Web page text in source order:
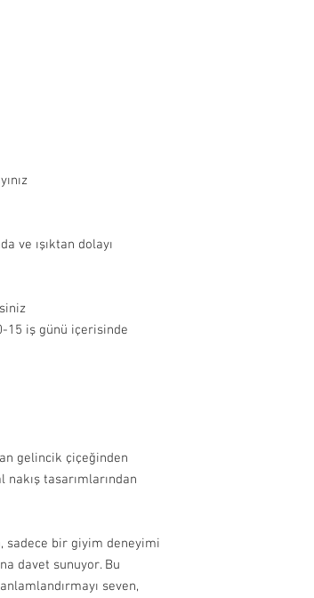
ve ışıktan dolayı
15 iş günü içerisinde
gelincik çiçeğinden
tasarımlarından
sadece bir giyim deneyimi
davet sunuyor. Bu
seven,